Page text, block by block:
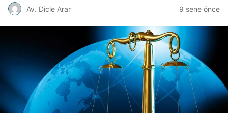
Av. Dicle Arar 9 sene önce